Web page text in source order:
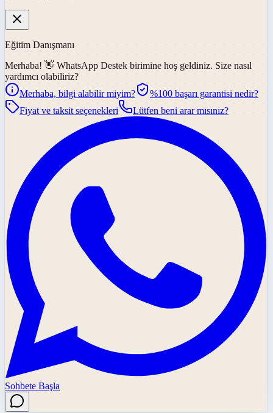
Eğitim Danışmanı
Merhaba! 👋 WhatsApp Destek birimine hoş geldiniz. Size nasıl
yardımcı olabiliriz?
Merhaba, bilgi alabilir miyim?
%100 başarı garantisi nedir?
Fiyat ve taksit seçenekleri
Lütfen beni arar mısınız?
Sohbete Başla